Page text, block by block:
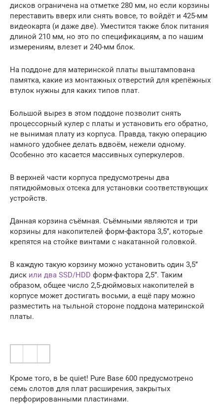
дисков ограничена на отметке 280 мм, но если корзины
переставить вверх или снять вовсе, то войдёт и 425-мм
видеокарта (и даже две). Уместится также блок питания
длиной 210 мм, но это по спецификациям, а по нашим
измерениям, влезет и 240-мм блок.
На поддоне для материнской платы выштампована
памятка, какие из монтажных отверстий для крепёжных
втулок нужны для каких типов плат.
Большой вырез в этом поддоне позволит снять
процессорный кулер с платы и установить его обратно,
не вынимая плату из корпуса. Правда, такую операцию
намного удобнее делать вдвоём, нежели одному.
Особенно это касается массивных суперкулеров.
В верхней части корпуса предусмотрены два
пятидюймовых отсека для установки соответствующих
устройств.
Данная корзина съёмная. Съёмными являются и три
корзины для накопителей форм-фактора 3,5’’, которые
крепятся на стойке винтами с накатанной головкой.
В каждую такую корзину можно установить один 3,5’’
диск или два SSD/HDD форм-фактора 2,5”. Таким
образом, общее число 2,5-дюймовых накопителей в
корпусе может достигать восьми, а ещё пару можно
разместить на тыльной стороне поддона материнской
платы.
Кроме того, в be quiet! Pure Base 600 предусмотрено
семь слотов для плат расширения, закрытых
перфорированными пластинами.